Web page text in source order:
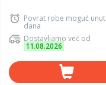
Povrat robe moguć
dana
Dostavljamo već od
11.08.2026